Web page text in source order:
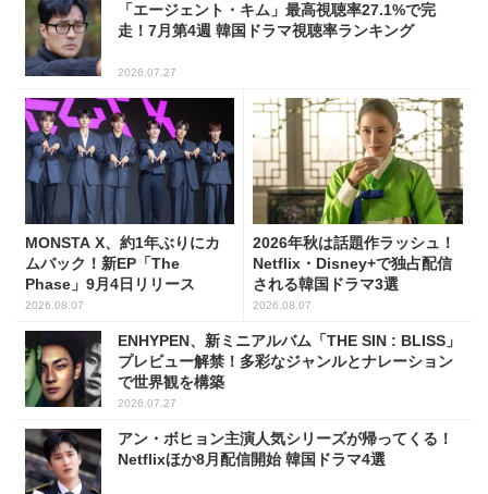
「エージェント・キム」最高視聴率27.1%で完
走！7月第4週 韓国ドラマ視聴率ランキング
2026.07.27
MONSTA X、約1年ぶりにカ
ムバック！新EP「The
Phase」9月4日リリース
2026.08.07
2026年秋は話題作ラッシュ！
Netflix・Disney+で独占配信
される韓国ドラマ3選
2026.08.07
ENHYPEN、新ミニアルバム「THE SIN : BLISS」
プレビュー解禁！多彩なジャンルとナレーション
で世界観を構築
2026.07.27
アン・ボヒョン主演人気シリーズが帰ってくる！
Netflixほか8月配信開始 韓国ドラマ4選